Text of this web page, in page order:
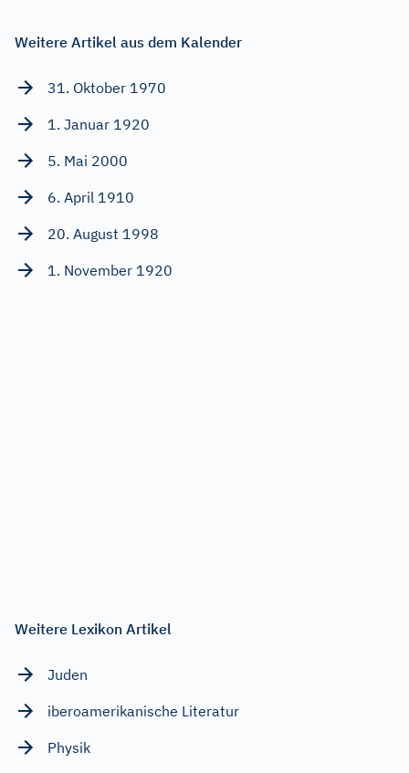
Weitere Artikel aus dem Kalender
31. Oktober 1970
1. Januar 1920
5. Mai 2000
6. April 1910
20. August 1998
1. November 1920
Weitere Lexikon Artikel
Juden
iberoamerikanische Literatur
Physik